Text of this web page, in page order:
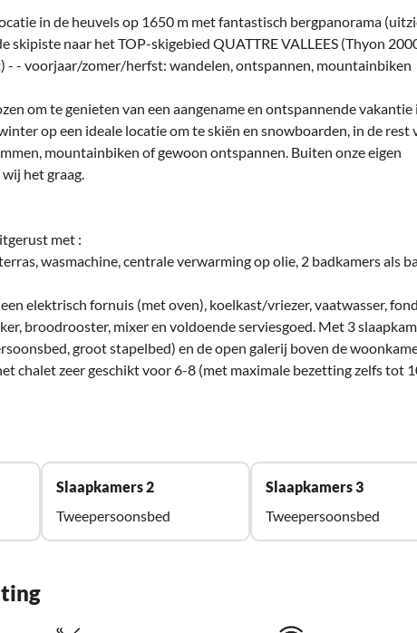
in de heuvels op 1650 m met fantastisch bergpanorama
skipiste naar het TOP-skigebied QUATTRE VALLEES (Thyon
- - voorjaar/zomer/herfst: wandelen, ontspannen, mountainbiken
om te genieten van een aangename en ontspannende vakantie
op een ideale locatie om te skiën en snowboarden, in de rest
mountainbiken of gewoon ontspannen. Buiten onze eigen
het graag.
met :
wasmachine, centrale verwarming op olie, 2 badkamers als
elektrisch fornuis (met oven), koelkast/vriezer, vaatwasser,
broodrooster, mixer en voldoende serviesgoed. Met 3
groot stapelbed) en de open galerij boven de
chalet zeer geschikt voor 6-8 (met maximale bezetting zelfs tot
Slaapkamers 2
Tweepersoonsbed
Slaapkamers 3
Tweepersoonsbed